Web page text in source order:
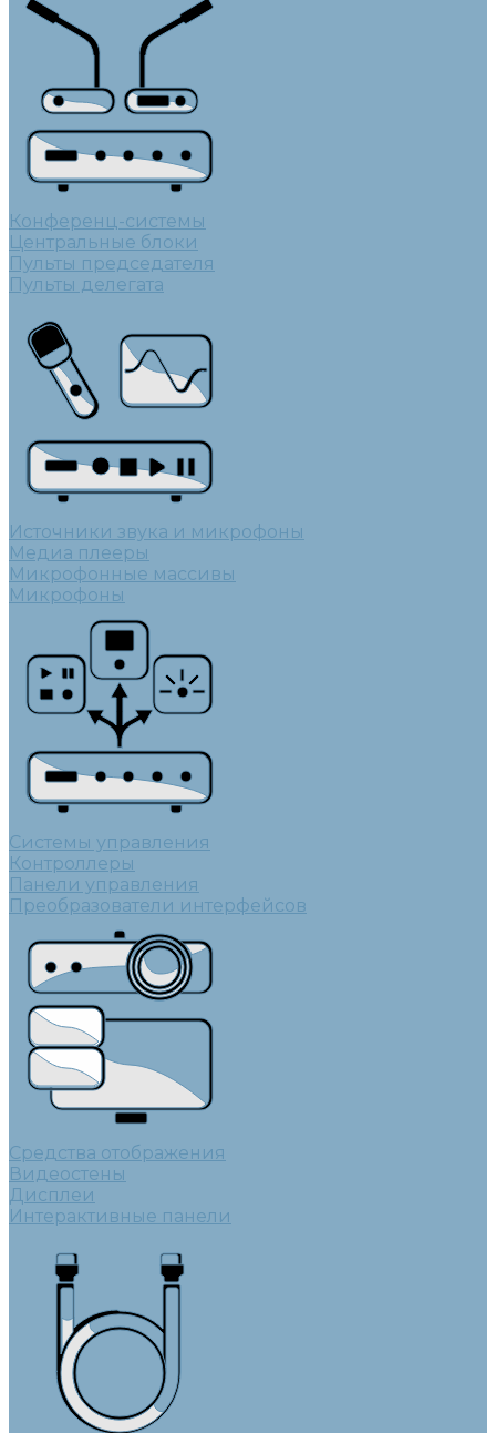
Конференц-системы
Центральные блоки
Пульты председателя
Пульты делегата
Источники звука и микрофоны
Медиа плееры
Микрофонные массивы
Микрофоны
Системы управления
Контроллеры
Панели управления
Преобразователи интерфейсов
Средства отображения
Видеостены
Дисплеи
Интерактивные панели